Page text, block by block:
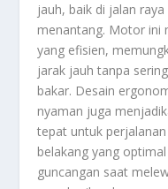
jauh, baik di jalan
menantang. Motor ini
yang efisien,
jarak jauh tanpa
bakar. Desain
nyaman juga
tepat untuk
belakang yang
guncangan saat